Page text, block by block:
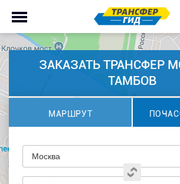
ЗАКАЗАТЬ ТРАНСФЕР
ТАМБОВ
МАРШРУТ